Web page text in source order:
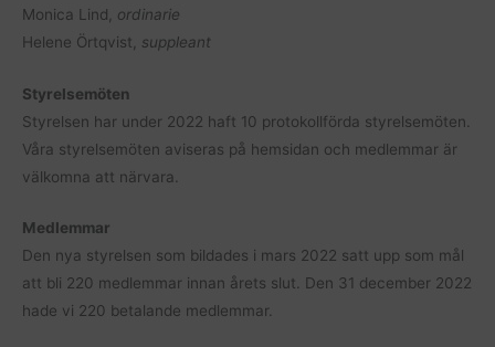
Monica Lind, ordinarie
Helene Örtqvist, suppleant
Styrelsemöten
Styrelsen har under 2022 haft 10 protokollförda styrelsemöten.
Våra styrelsemöten aviseras på hemsidan och medlemmar är
välkomna att närvara.
Medlemmar
Den nya styrelsen som bildades i mars 2022 satt upp som mål
att bli 220 medlemmar innan årets slut. Den 31 december 2022
hade vi 220 betalande medlemmar.